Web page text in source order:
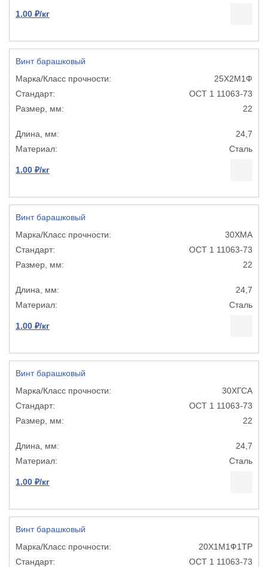
1.00 ₽/кг
Винт барашковый
25Х2М1Ф
ОСТ 1 11063-73
22
24,7
Сталь
1.00 ₽/кг
Винт барашковый
30ХМА
ОСТ 1 11063-73
22
24,7
Сталь
1.00 ₽/кг
Винт барашковый
30ХГСА
ОСТ 1 11063-73
22
24,7
Сталь
1.00 ₽/кг
Винт барашковый
20Х1М1Ф1ТР
ОСТ 1 11063-73